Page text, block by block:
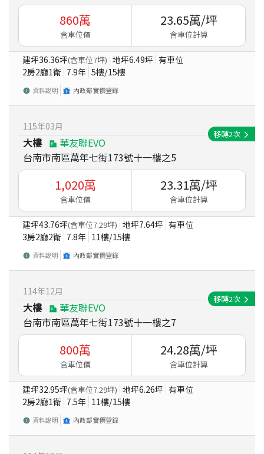
860萬
含車位價
23.65萬/坪
含車位計算
建坪36.36坪(含車位7坪) 地坪6.49坪 有車位
2房2廳1衛 7.9年 5樓/15樓
資料說明 內政部實價登錄
115年03月
大樓
華友聯EVO
台南市南區萬年七街173號十一樓之5
移轉2次
1,020萬
含車位價
23.31萬/坪
含車位計算
建坪43.76坪(含車位7.29坪) 地坪7.64坪 有車位
3房2廳2衛 7.8年 11樓/15樓
資料說明 內政部實價登錄
114年12月
大樓
華友聯EVO
台南市南區萬年七街173號十一樓之7
移轉2次
800萬
含車位價
24.28萬/坪
含車位計算
建坪32.95坪(含車位7.29坪) 地坪6.26坪 有車位
2房2廳1衛 7.5年 11樓/15樓
資料說明 內政部實價登錄